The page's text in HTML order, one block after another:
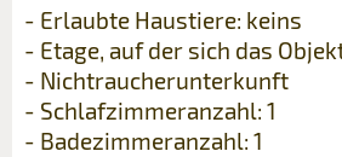
- Erlaubte Haustiere: keins
- Etage, auf der sich das
- Nichtraucherunterkunft
- Schlafzimmeranzahl: 1
- Badezimmeranzahl: 1